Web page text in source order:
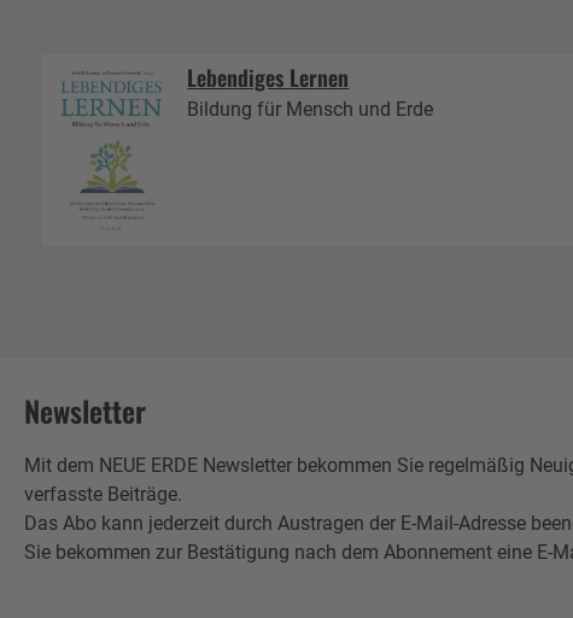
Lebendiges Lernen
Bildung für Mensch und Erde
Newsletter
Mit dem NEUE ERDE Newsletter bekommen Sie regelmäßig
verfasste Beiträge.
Das Abo kann jederzeit durch Austragen der E-Mail-Adresse
Sie bekommen zur Bestätigung nach dem Abonnement eine E-